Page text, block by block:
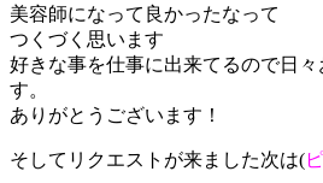
美容師になって良かったなって
つくづく思います
好きな事を仕事に出来てるので日
す。
ありがとうございます！
そしてリクエストが来ました次は(